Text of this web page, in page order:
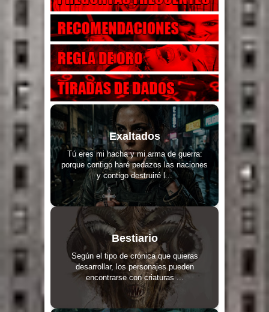
Exaltados
Tú eres mi hacha y mi arma de guerra:
porque contigo haré pedazos las naciones
y contigo destruiré l...
Bestiario
Según el tipo de crónica que quieras
desarrollar, los personajes pueden
encontrarse con criaturas ...